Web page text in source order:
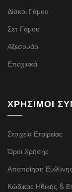
Δίσκοι Γάμου
Σετ Γάμου
Αξεσουάρ
Εποχιακά
ΧΡΉΣΙΜΟΙ
Στοιχεία Εταιρείας
Όροι Χρήσης
Αποποίηση Ευθύνης
Κώδικας Ηθικής &